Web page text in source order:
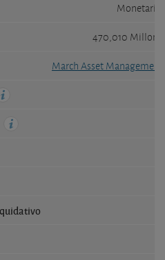
470,010
March Asset Management